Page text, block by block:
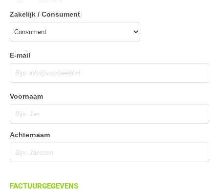
Zakelijk / Consument
E-mail
Voornaam
Achternaam
FACTUURGEGEVENS